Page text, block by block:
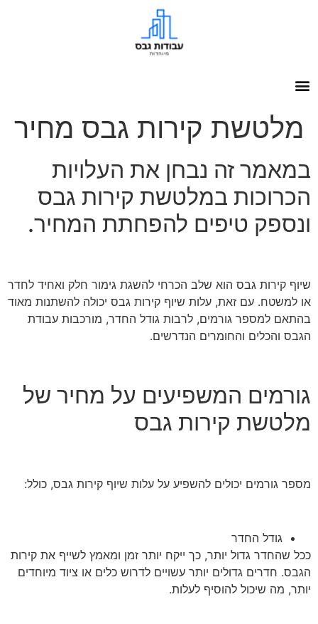
מלטשת קירות גבס מחיר
במאמר זה נבחן את העלויות
הכרוכות במלטשת קירות גבס
ונספק טיפים להפחתת המחיר.
שיוף קירות גבס הוא שלב הכרחי להשגת גימור חלק ואחיד לחדר
או למשטח. עם זאת, עלות שיוף קירות גבס יכולה להשתנות מאוד
בהתאם למספר גורמים, לרבות גודל החדר, מורכבות עבודת
הגבס והכלים והחומרים הנדרשים.
גורמים המשפיעים על מחיר של
מלטשת קירות גבס
מספר גורמים יכולים להשפיע על עלות שיוף קירות גבס, כולל:
גודל החדר
ככל שהחדר גדול יותר, כך ייקח יותר זמן ומאמץ לשייף את קירות
הגבס. חדרים גדולים יותר עשויים לדרוש כלים או ציוד מיוחדים
יותר, מה שיכול להוסיף לעלות.